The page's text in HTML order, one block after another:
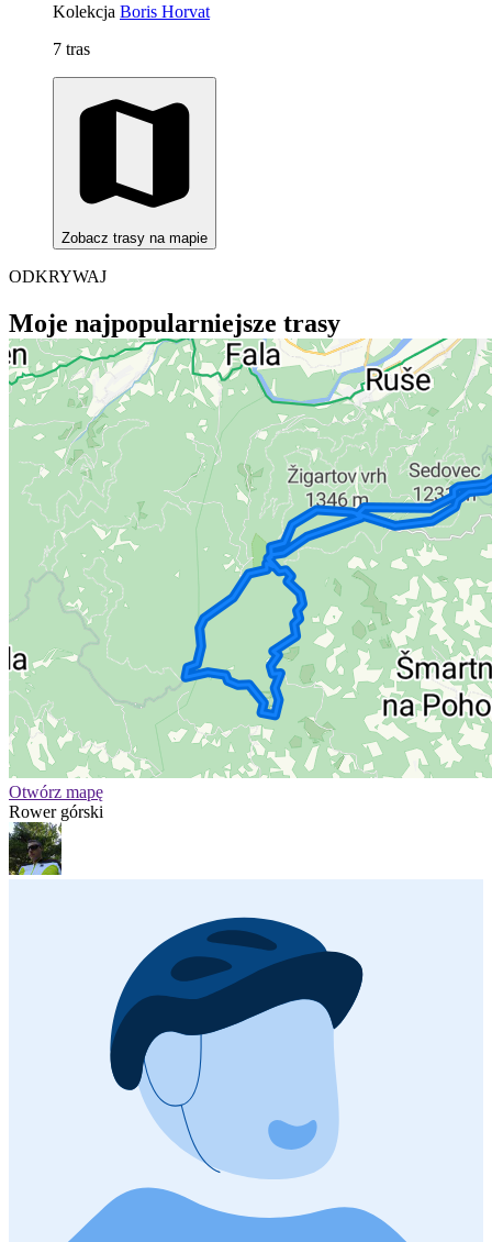
Kolekcja Boris Horvat
7 tras
Zobacz trasy na mapie
ODKRYWAJ
Moje najpopularniejsze trasy
Otwórz mapę
Rower górski